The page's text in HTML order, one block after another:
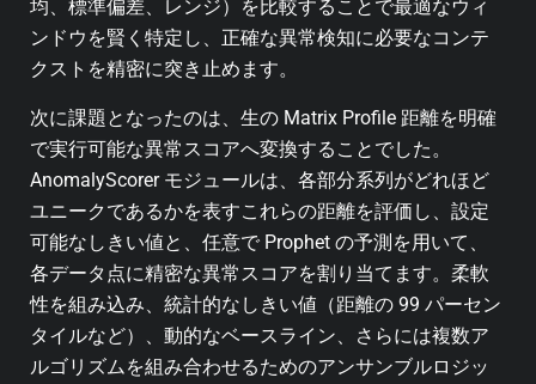
均、標準偏差、レンジ）を比較することで最適なウィ
ンドウを賢く特定し、正確な異常検知に必要なコンテ
クストを精密に突き止めます。
次に課題となったのは、生の Matrix Profile 距離を明確
で実行可能な異常スコアへ変換することでした。
AnomalyScorer モジュールは、各部分系列がどれほど
ユニークであるかを表すこれらの距離を評価し、設定
可能なしきい値と、任意で Prophet の予測を用いて、
各データ点に精密な異常スコアを割り当てます。柔軟
性を組み込み、統計的なしきい値（距離の 99 パーセン
タイルなど）、動的なベースライン、さらには複数ア
ルゴリズムを組み合わせるためのアンサンブルロジッ